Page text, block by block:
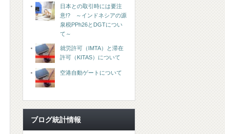
日本との取引時には要注
意!? ～インドネシアの源
泉税PPh26とDGTについ
て～
就労許可（IMTA）と滞在
許可（KITAS）について
空港自動ゲートについて
ブログ統計情報